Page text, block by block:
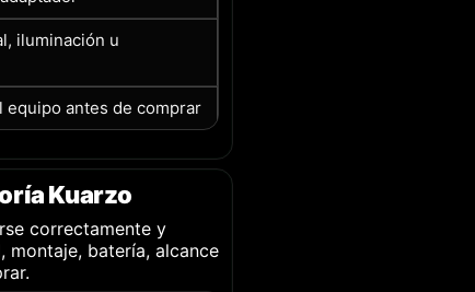
iluminación u
equipo antes de comprar
Kuarzo
correctamente y
montaje, batería, alcance